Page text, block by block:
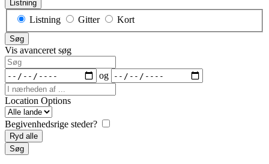
...
Listning
Visningstype
søgeresultater
Listning Gitter Kort
Søg
Vis avanceret søg
Søg
Datoer
og
nærheden
af
...
Location Options
Land
Begivenhedsrige steder?
Ryd alle
Søg